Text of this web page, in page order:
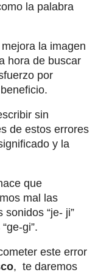
la palabra
mejora la imagen
hora de buscar
por
sin
de estos errores
y la
que
mal las
“je- ji”
gi”.
este error
, te daremos